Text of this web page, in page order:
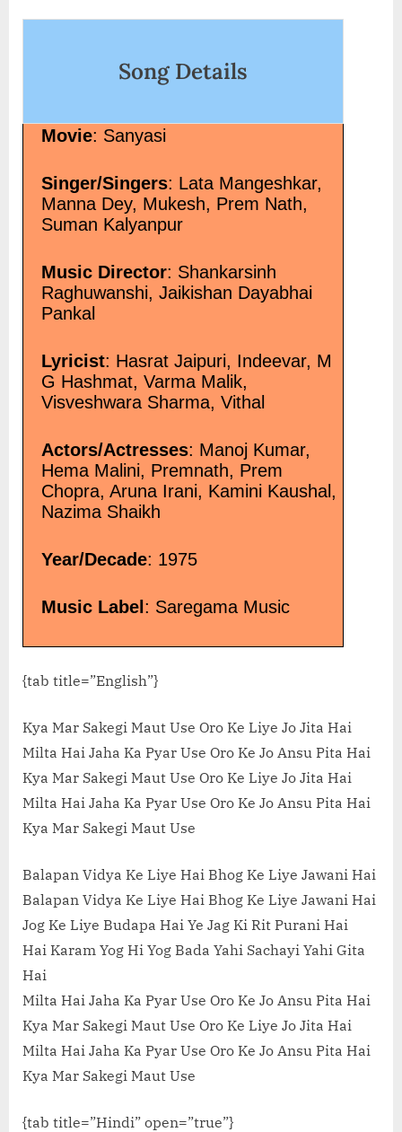
on
Song Details
Movie: Sanyasi
Singer/Singers: Lata Mangeshkar,
Manna Dey, Mukesh, Prem Nath,
Suman Kalyanpur
Music Director: Shankarsinh
Raghuwanshi, Jaikishan Dayabhai
Pankal
Lyricist: Hasrat Jaipuri, Indeevar, M
G Hashmat, Varma Malik,
Visveshwara Sharma, Vithal
Actors/Actresses: Manoj Kumar,
Hema Malini, Premnath, Prem
Chopra, Aruna Irani, Kamini Kaushal,
Nazima Shaikh
Year/Decade: 1975
Music Label : Saregama Music
{tab title=”English”}
Kya Mar Sakegi Maut Use Oro Ke Liye Jo Jita Hai
Milta Hai Jaha Ka Pyar Use Oro Ke Jo Ansu Pita Hai
Kya Mar Sakegi Maut Use Oro Ke Liye Jo Jita Hai
Milta Hai Jaha Ka Pyar Use Oro Ke Jo Ansu Pita Hai
Kya Mar Sakegi Maut Use
Balapan Vidya Ke Liye Hai Bhog Ke Liye Jawani Hai
Balapan Vidya Ke Liye Hai Bhog Ke Liye Jawani Hai
Jog Ke Liye Budapa Hai Ye Jag Ki Rit Purani Hai
Hai Karam Yog Hi Yog Bada Yahi Sachayi Yahi Gita
Hai
Milta Hai Jaha Ka Pyar Use Oro Ke Jo Ansu Pita Hai
Kya Mar Sakegi Maut Use Oro Ke Liye Jo Jita Hai
Milta Hai Jaha Ka Pyar Use Oro Ke Jo Ansu Pita Hai
Kya Mar Sakegi Maut Use
{tab title=”Hindi” open=”true”}